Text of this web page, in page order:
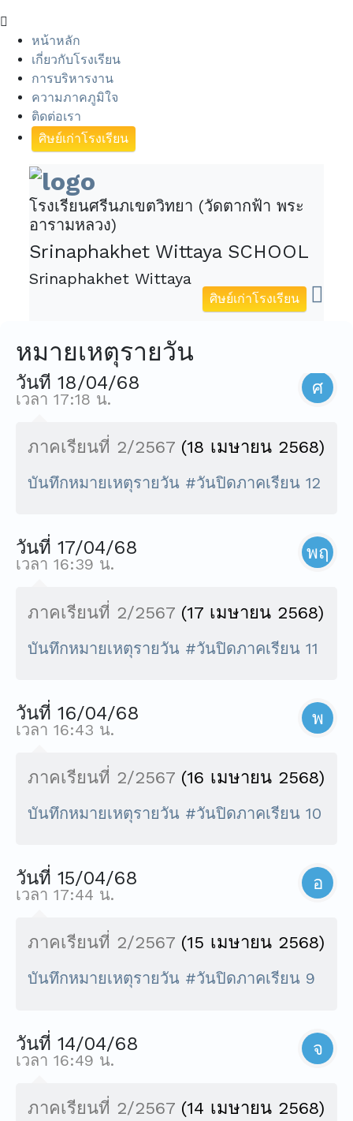
หน้าหลัก
เกี่ยวกับโรงเรียน
การบริหารงาน
ความภาคภูมิใจ
ติดต่อเรา
ศิษย์เก่าโรงเรียน
โรงเรียนศรีนภเขตวิทยา (วัดตากฟ้า พระ
อารามหลวง)
Srinaphakhet Wittaya SCHOOL
Srinaphakhet Wittaya
ศิษย์เก่าโรงเรียน
หมายเหตุรายวัน
วันที่ 18/04/68
เวลา 17:18 น.
ศ
ภาคเรียนที่ 2/2567 (18 เมษายน 2568)
บันทึกหมายเหตุรายวัน #วันปิดภาคเรียน 12
วันที่ 17/04/68
เวลา 16:39 น.
พฤ
ภาคเรียนที่ 2/2567 (17 เมษายน 2568)
บันทึกหมายเหตุรายวัน #วันปิดภาคเรียน 11
วันที่ 16/04/68
เวลา 16:43 น.
พ
ภาคเรียนที่ 2/2567 (16 เมษายน 2568)
บันทึกหมายเหตุรายวัน #วันปิดภาคเรียน 10
วันที่ 15/04/68
เวลา 17:44 น.
อ
ภาคเรียนที่ 2/2567 (15 เมษายน 2568)
บันทึกหมายเหตุรายวัน #วันปิดภาคเรียน 9
วันที่ 14/04/68
เวลา 16:49 น.
จ
ภาคเรียนที่ 2/2567 (14 เมษายน 2568)